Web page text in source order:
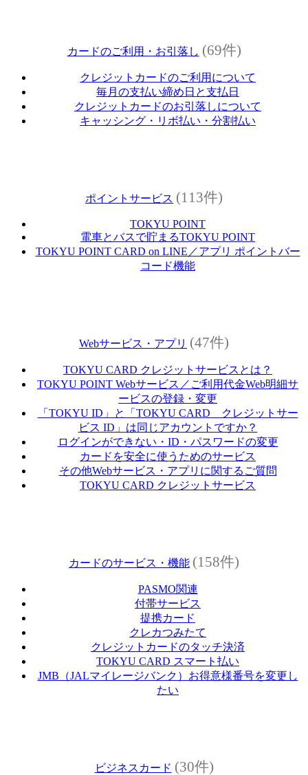
カードのご利用・お引落し (69件)
クレジットカードのご利用について
毎月の支払い締め日と支払日
クレジットカードのお引落しについて
キャッシング・リボ払い・分割払い
ポイントサービス (113件)
TOKYU POINT
電車とバスで貯まるTOKYU POINT
TOKYU POINT CARD on LINE／アプリ ポイントバー
コード機能
Webサービス・アプリ (47件)
TOKYU CARD クレジットサービスとは？
TOKYU POINT Webサービス／ご利用代金Web明細サ
ービスの登録・変更
「TOKYU ID」と「TOKYU CARD クレジットサー
ビス ID」は同じアカウントですか？
ログインができない・ID・パスワードの変更
カードを安全に使うためのサービス
その他Webサービス・アプリに関するご質問
TOKYU CARD クレジットサービス
カードのサービス・機能 (158件)
PASMO関連
付帯サービス
提携カード
クレカつみたて
クレジットカードのタッチ決済
TOKYU CARD スマート払い
JMB（JALマイレージバンク）お得意様番号を変更し
たい
ビジネスカード (30件)